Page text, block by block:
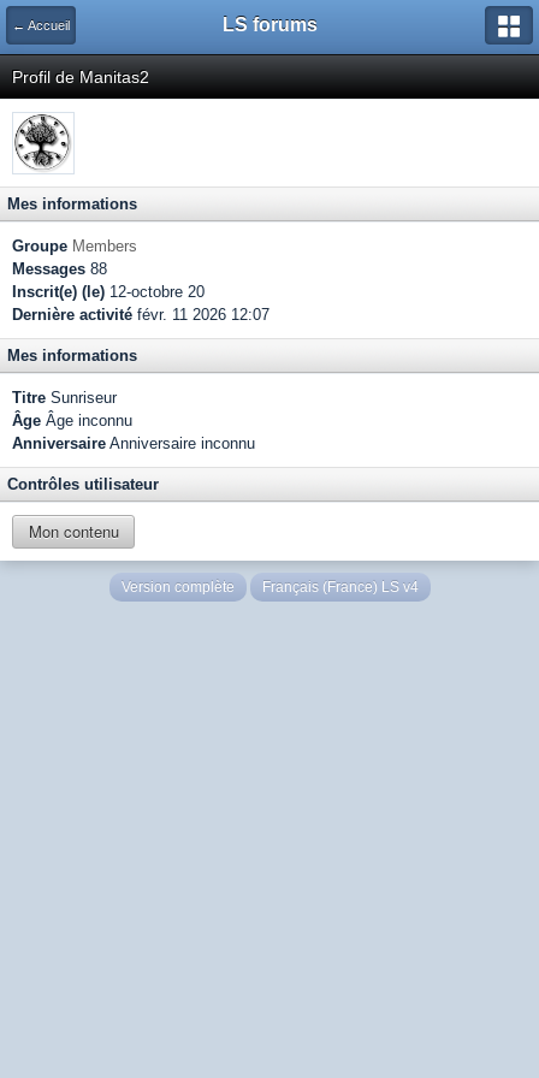
← Accueil LS forums
Profil de Manitas2
Mes informations
Groupe Members
Messages 88
Inscrit(e) (le) 12-octobre 20
Dernière activité févr. 11 2026 12:07
Mes informations
Titre Sunriseur
Âge Âge inconnu
Anniversaire Anniversaire inconnu
Contrôles utilisateur
Mon contenu
Version complète Français (France) LS v4